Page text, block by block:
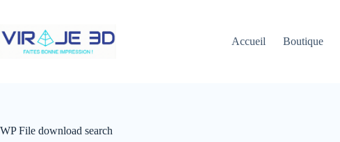
contenu
Accueil
Boutique
WP File download search